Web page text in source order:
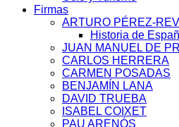
Firmas
ARTURO PÉREZ-
Historia de
JUAN MANUEL DE
CARLOS HERRERA
CARMEN POSADAS
BENJAMÍN LANA
DAVID TRUEBA
ISABEL COIXET
PAU ARENÓS